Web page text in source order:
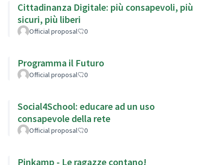
Cittadinanza Digitale: più consapevoli, più
sicuri, più liberi
Official proposal 0
Programma il Futuro
Official proposal 0
Social4School: educare ad un uso
consapevole della rete
Official proposal 0
Pinkamp - Le ragazze contano!